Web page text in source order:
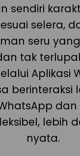
sendiri
selera,
seru
tak
Aplikasi
berinteraksi
lebih
nyata.